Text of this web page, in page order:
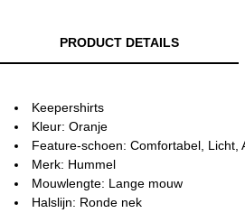
PRODUCT DETAILS
Keepershirts
Kleur: Oranje
Feature-schoen: Comfortabel, Licht,
Merk: Hummel
Mouwlengte: Lange mouw
Halslijn: Ronde nek